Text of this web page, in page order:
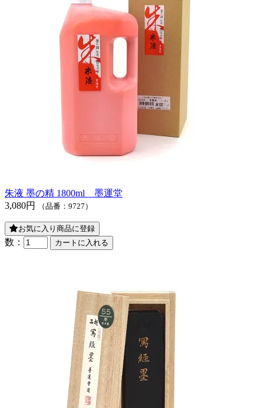
朱液 墨の精 1800ml 墨運堂
3,080円
（品番：9727）
お気に入り商品に登録
数：